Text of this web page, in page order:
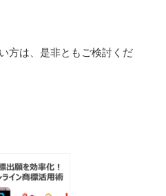
方は、是非ともご検討くだ